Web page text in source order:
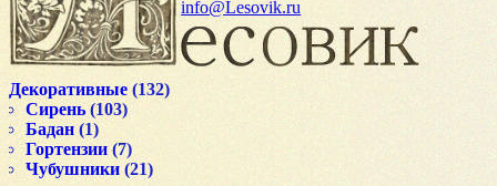
info@Lesovik.ru
Декоративные (132)
Сирень (103)
Бадан (1)
Гортензии (7)
Чубушники (21)